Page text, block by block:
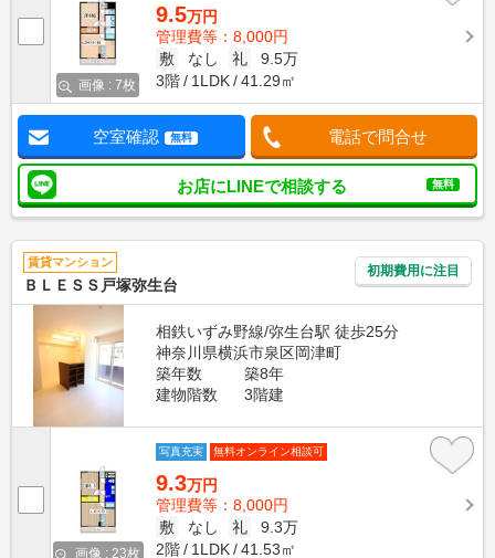
画像 : 7枚
9.5万円
管理費等：8,000円
敷
なし 礼
9.5万
3階
1LDK 41.29㎡
空室確認 無料 電話で問合せ
お店にLINEで相談する 無料
賃貸マンション
ＢＬＥＳＳ戸塚弥生台
初期費用に注目
相鉄いずみ野線/弥生台駅 徒歩25分
神奈川県横浜市泉区岡津町
築年数
築8年
建物階数
3階建
画像 : 23枚
写真充実 無料オンライン相談可
9.3万円
管理費等：8,000円
敷
なし 礼
9.3万
2階
1LDK 41.53㎡